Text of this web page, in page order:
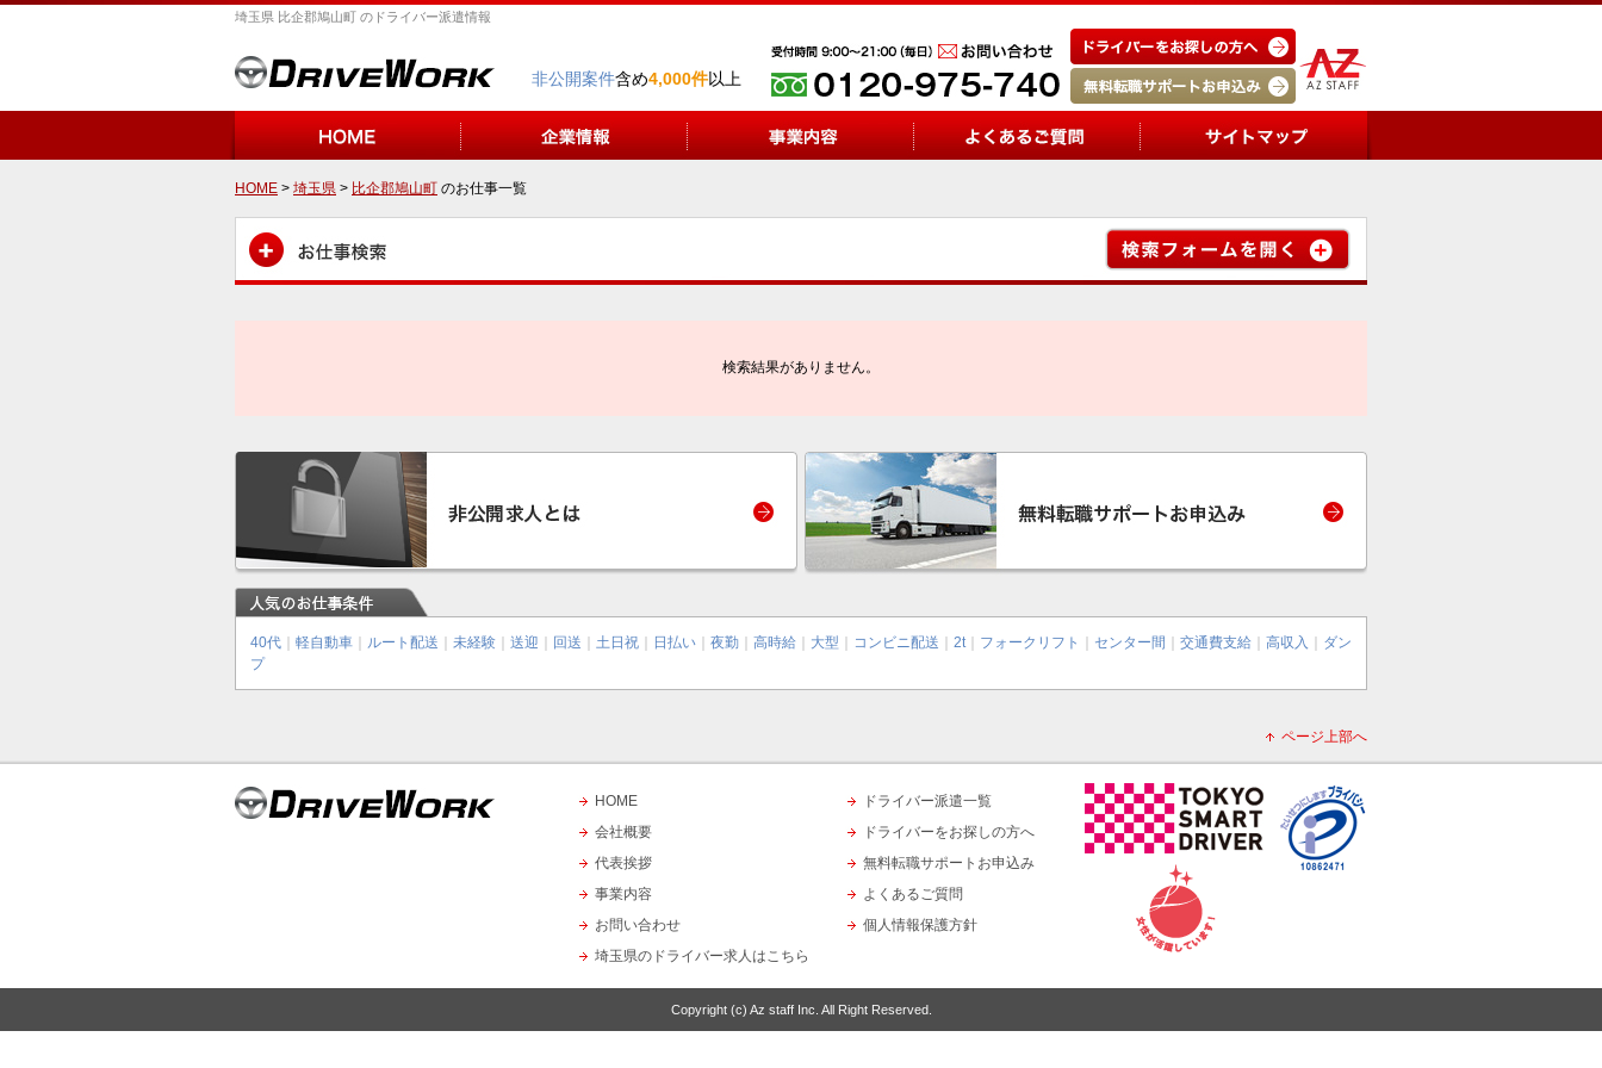
埼玉県 比企郡鳩山町 のドライバー派遣情報
非公開案件含め4,000件以上
HOME > 埼玉県 > 比企郡鳩山町 のお仕事一覧
検索結果がありません。
40代 軽自動車 ルート配送 未経験 送迎 回送 土日祝 日払い 夜勤 高時給 大型 コンビニ配送 2t｜ フォークリフト センター間 交通費支給 高収入
ダン
プ
ページ上部へ
HOME
会社概要
代表挨拶
事業内容
お問い合わせ
埼玉県のドライバー求人はこちら
ドライバー派遣一覧
ドライバーをお探しの方へ
無料転職サポートお申込み
よくあるご質問
個人情報保護方針
Copyright (c) Az staff Inc. All Right Reserved.